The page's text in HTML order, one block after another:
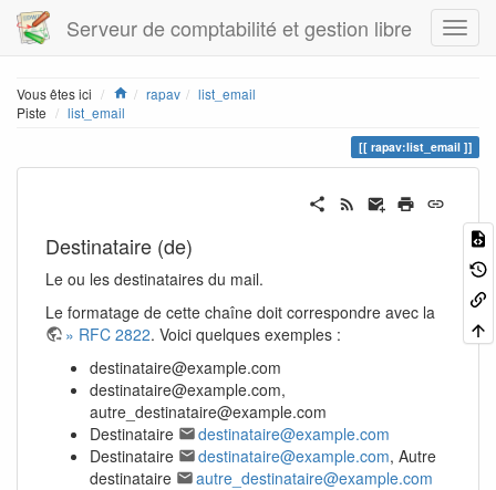
Serveur de comptabilité et gestion libre
Vous êtes ici Home
rapav
list_email
Piste
list_email
rapav:list_email
Destinataire (de)
Le ou les destinataires du mail.
Le formatage de cette chaîne doit correspondre avec la
» RFC 2822. Voici quelques exemples :
destinataire@example.com
destinataire@example.com,
autre_destinataire@example.com
Destinataire
destinataire@example.com
Destinataire
destinataire@example.com, Autre
destinataire
autre_destinataire@example.com